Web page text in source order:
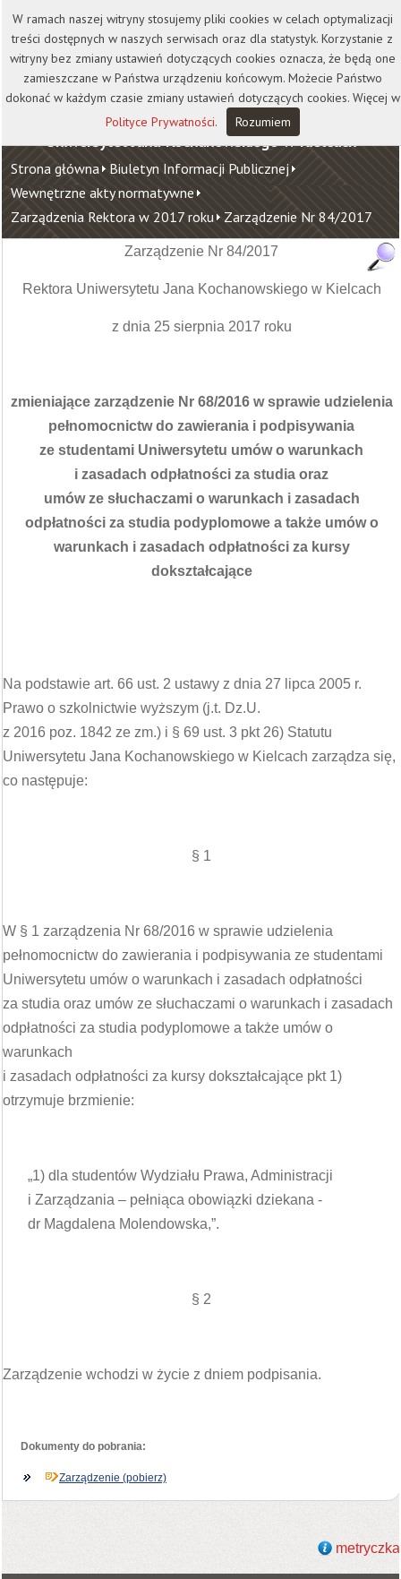
Kontakt Biblioteka
Wydawnictwo
Wirtualna Uczelnia
Uniwersytet Jana Kochanowskiego w Kielcach
Strona główna Biuletyn Informacji Publicznej
Wewnętrzne akty normatywne
Zarządzenia Rektora w 2017 roku Zarządzenie Nr 84/2017
Zarządzenie Nr 84/2017
Rektora Uniwersytetu Jana Kochanowskiego w Kielcach
z dnia 25 sierpnia 2017 roku
zmieniające zarządzenie Nr 68/2016 w sprawie udzielenia
pełnomocnictw do zawierania i podpisywania
ze studentami Uniwersytetu umów o warunkach
i zasadach odpłatności za studia oraz
umów ze słuchaczami o warunkach i zasadach
odpłatności za studia podyplomowe a także umów o
warunkach i zasadach odpłatności za kursy
dokształcające
Na podstawie art. 66 ust. 2 ustawy z dnia 27 lipca 2005 r.
Prawo o szkolnictwie wyższym (j.t. Dz.U.
z 2016 poz. 1842 ze zm.) i § 69 ust. 3 pkt 26) Statutu
Uniwersytetu Jana Kochanowskiego w Kielcach zarządza się,
co następuje:
§ 1
W § 1 zarządzenia Nr 68/2016 w sprawie udzielenia
pełnomocnictw do zawierania i podpisywania ze studentami
Uniwersytetu umów o warunkach i zasadach odpłatności
za studia oraz umów ze słuchaczami o warunkach i zasadach
odpłatności za studia podyplomowe a także umów o
warunkach
i zasadach odpłatności za kursy dokształcające pkt 1)
otrzymuje brzmienie:
„1) dla studentów Wydziału Prawa, Administracji
i Zarządzania – pełniąca obowiązki dziekana -
dr Magdalena Molendowska,”.
§ 2
Zarządzenie wchodzi w życie z dniem podpisania.
Dokumenty do pobrania:
Zarządzenie (pobierz)
metryczka
W ramach naszej witryny stosujemy pliki cookies w celach optymalizacji
treści dostępnych w naszych serwisach oraz dla statystyk. Korzystanie z
witryny bez zmiany ustawień dotyczących cookies oznacza, że będą one
zamieszczane w Państwa urządzeniu końcowym. Możecie Państwo
dokonać w każdym czasie zmiany ustawień dotyczących cookies. Więcej w
Polityce Prywatności. Rozumiem